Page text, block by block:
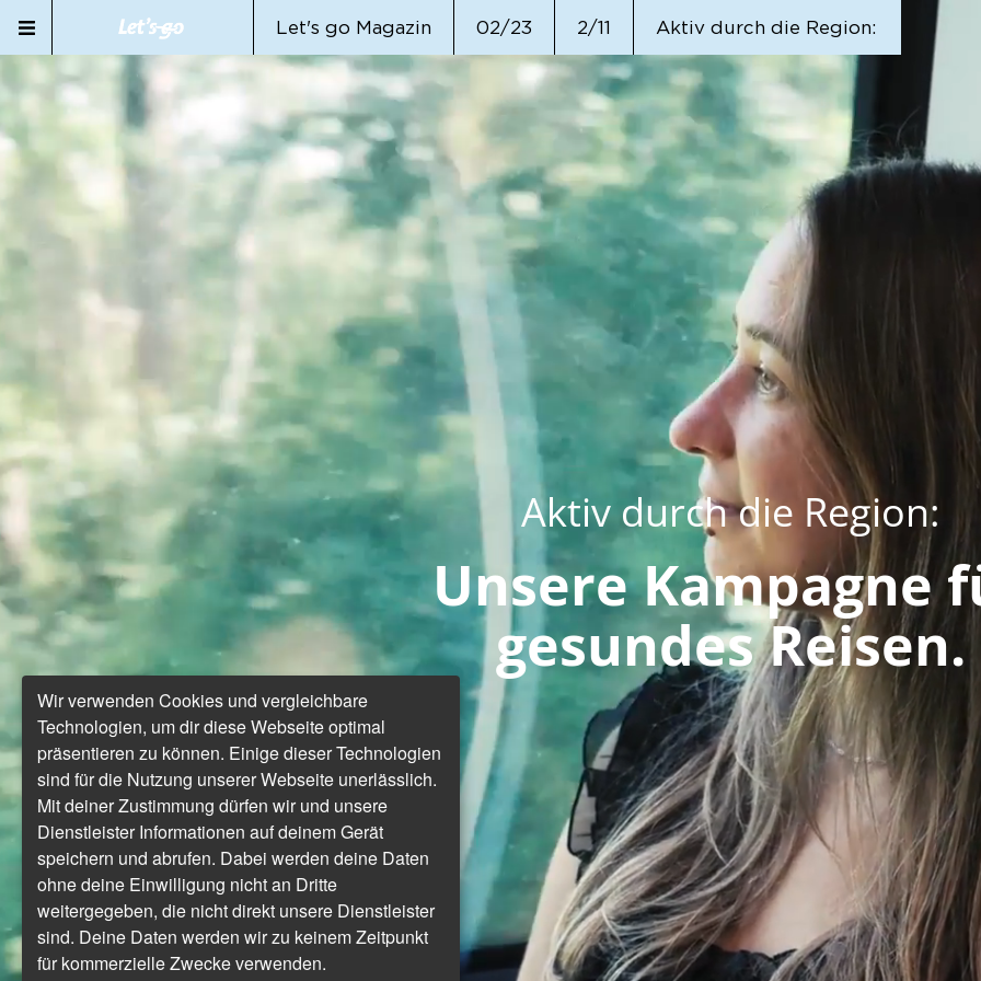
Let's go Magazin 02/23 2/11 Aktiv durch die Region:
Aktiv durch die Region:
Unsere Kampagne
gesundes Reisen.
Wir verwenden Cookies und vergleichbare
Technologien, um dir diese Webseite optimal
präsentieren zu können. Einige dieser Technologien
sind für die Nutzung unserer Webseite unerlässlich.
Mit deiner Zustimmung dürfen wir und unsere
Dienstleister Informationen auf deinem Gerät
speichern und abrufen. Dabei werden deine Daten
ohne deine Einwilligung nicht an Dritte
weitergegeben, die nicht direkt unsere Dienstleister
sind. Deine Daten werden wir zu keinem Zeitpunkt
für kommerzielle Zwecke verwenden.